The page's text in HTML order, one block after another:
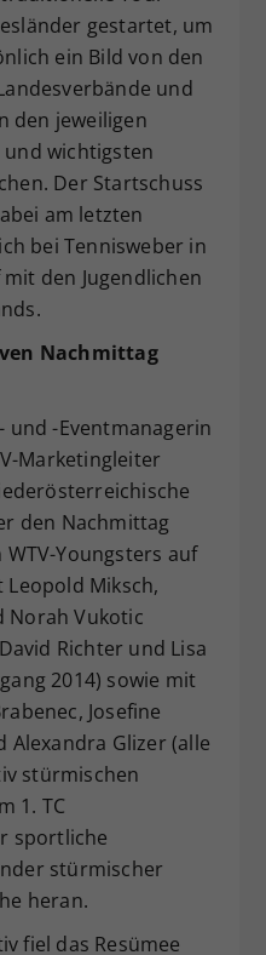
gestartet, um
ein Bild von den
und
den jeweiligen
wichtigsten
Der Startschuss
am letzten
bei Tennisweber in
den Jugendlichen
Nachmittag
und -Eventmanagerin
Marketingleiter
den Nachmittag
Youngsters auf
Miksch,
Norah Vukotic
Richter und Lisa
2014) sowie mit
Josefine
Alexandra Glizer (alle
stürmischen
1. TC
sportliche
stürmischer
heran.
fiel das Resümee
Ihre Consent-
Unter anderem eine
ID, für die
Ihrer
Einstellungen, falls der
dies eingestellt